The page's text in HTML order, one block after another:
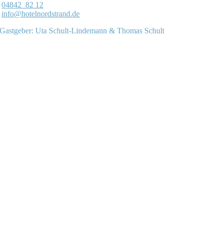
04842 82 12
info@hotelnordstrand.de
Gastgeber: Uta Schult-Lindemann & Thomas Schult